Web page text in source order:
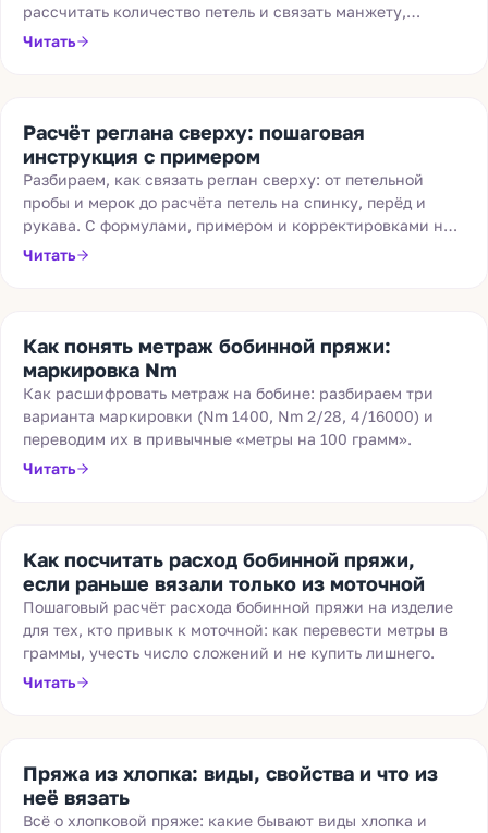
рассчитать количество петель и связать манжету,
ладонь, большой палец и верхушку.
Читать
Расчёт реглана сверху: пошаговая
инструкция с примером
Разбираем, как связать реглан сверху: от петельной
пробы и мерок до расчёта петель на спинку, перёд и
рукава. С формулами, примером и корректировками на
росток.
Читать
Как понять метраж бобинной пряжи:
маркировка Nm
Как расшифровать метраж на бобине: разбираем три
варианта маркировки (Nm 1400, Nm 2/28, 4/16000) и
переводим их в привычные «метры на 100 грамм».
Читать
Как посчитать расход бобинной пряжи,
если раньше вязали только из моточной
Пошаговый расчёт расхода бобинной пряжи на изделие
для тех, кто привык к моточной: как перевести метры в
граммы, учесть число сложений и не купить лишнего.
Читать
Пряжа из хлопка: виды, свойства и что из
неё вязать
Всё о хлопковой пряже: какие бывают виды хлопка и